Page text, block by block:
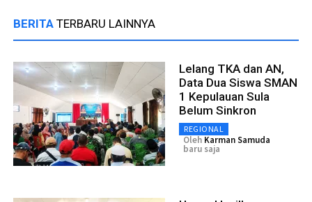
BERITA TERBARU LAINNYA
Lelang TKA dan AN,
Data Dua Siswa SMAN
1 Kepulauan Sula
Belum Sinkron
REGIONAL
Oleh Karman Samuda
baru saja